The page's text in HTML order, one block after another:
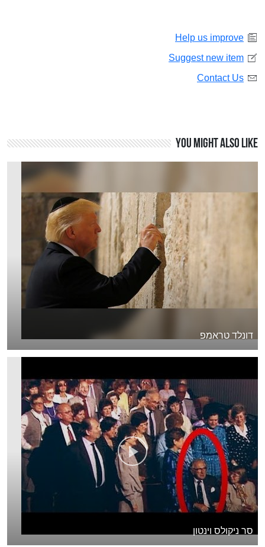
Help us improve
Suggest new item
Contact Us
You might also like
דונלד טראמפ
סר ניקולס וינטון